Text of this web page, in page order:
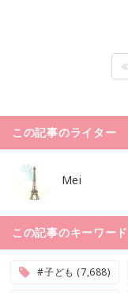
この記事のライター
Mei
この記事のキーワード
#子ども (7,688)